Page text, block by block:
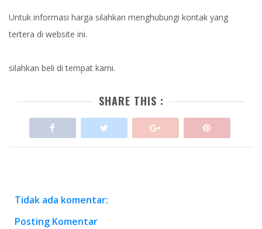
Untuk informasi harga silahkan menghubungi kontak yang
tertera di website ini.
silahkan beli di tempat kami.
SHARE THIS :
Tidak ada komentar:
Posting Komentar